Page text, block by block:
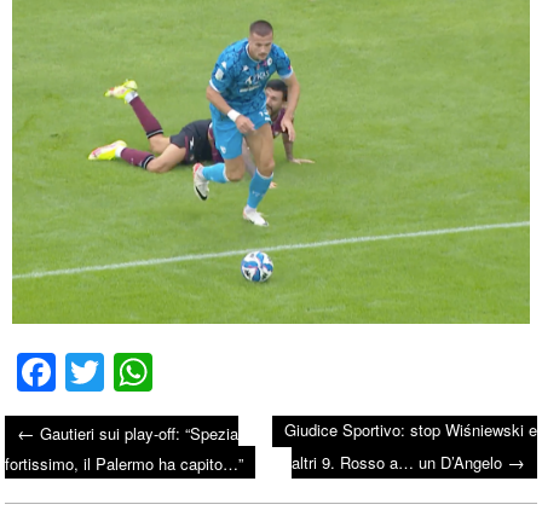
Fa
ce
bo
ok
T
wi
tte
r
ha
ts
A
Post navigation
← Gautieri sui play-off: “Spezia
fortissimo, il Palermo ha capito…”
Giudice Sportivo: stop Wiśniewski e
altri 9. Rosso a… un D’Angelo →